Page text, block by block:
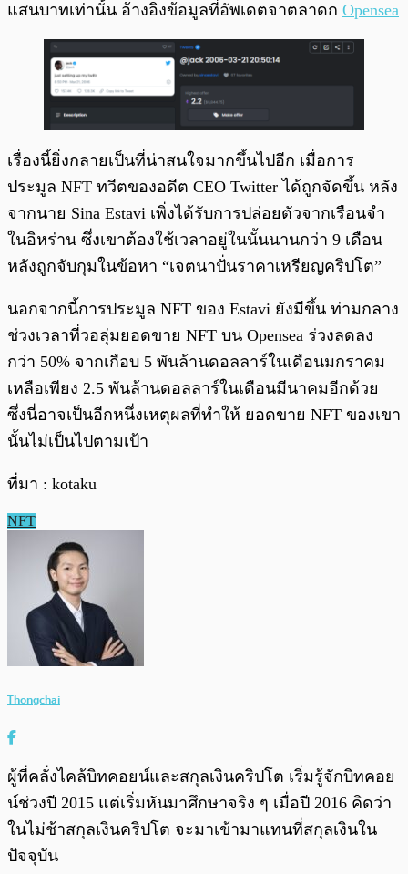
แสนบาทเท่านั้น อ้างอิงข้อมูลที่อัพเดตจาตลาดก Opensea
เรื่องนี้ยิ่งกลายเป็นที่น่าสนใจมากขึ้นไปอีก เมื่อการ
ประมูล NFT ทวีตของอดีต CEO Twitter ได้ถูกจัดขึ้น หลัง
จากนาย Sina Estavi เพิ่งได้รับการปล่อยตัวจากเรือนจำ
ในอิหร่าน ซึ่งเขาต้องใช้เวลาอยู่ในนั้นนานกว่า 9 เดือน
หลังถูกจับกุมในข้อหา “เจตนาปั่นราคาเหรียญคริปโต”
นอกจากนี้การประมูล NFT ของ Estavi ยังมีขึ้น ท่ามกลาง
ช่วงเวลาที่วอลุ่มยอดขาย NFT บน Opensea ร่วงลดลง
กว่า 50% จากเกือบ 5 พันล้านดอลลาร์ในเดือนมกราคม
เหลือเพียง 2.5 พันล้านดอลลาร์ในเดือนมีนาคมอีกด้วย
ซึ่งนี่อาจเป็นอีกหนึ่งเหตุผลที่ทำให้ ยอดขาย NFT ของเขา
นั้นไม่เป็นไปตามเป้า
ที่มา : kotaku
NFT
Thongchai
ผู้ที่คลั่งไคล้บิทคอยน์และสกุลเงินคริปโต เริ่มรู้จักบิทคอย
น์ช่วงปี 2015 แต่เริ่มหันมาศึกษาจริง ๆ เมื่อปี 2016 คิดว่า
ในไม่ช้าสกุลเงินคริปโต จะมาเข้ามาแทนที่สกุลเงินใน
ปัจจุบัน